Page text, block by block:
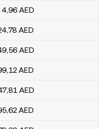
konvertavimo lentelė
4,96 AED
,78 AED
,56 AED
,12AED
,81 AED
,62AED